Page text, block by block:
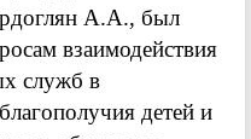
А.А., был
взаимодействия
служб в
детей и